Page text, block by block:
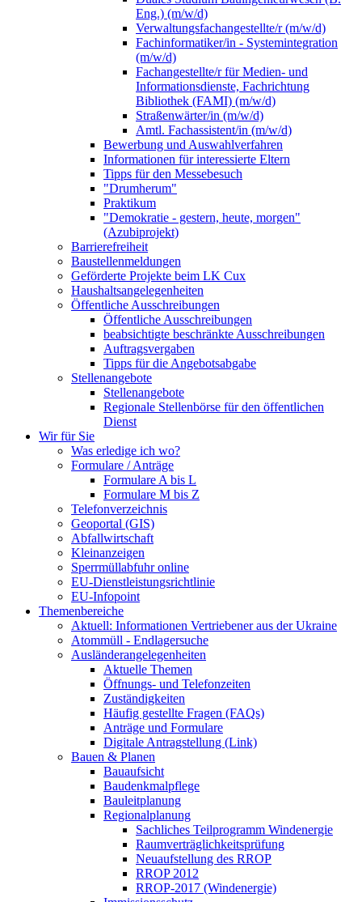
Eng.) (m/w/d)
Verwaltungsfachangestellte/r (m/w/d)
Fachinformatiker/in - Systemintegration
(m/w/d)
Fachangestellte/r für Medien- und
Informationsdienste, Fachrichtung
Bibliothek (FAMI) (m/w/d)
Straßenwärter/in (m/w/d)
Amtl. Fachassistent/in (m/w/d)
Bewerbung und Auswahlverfahren
Informationen für interessierte Eltern
Tipps für den Messebesuch
"Drumherum"
Praktikum
"Demokratie - gestern, heute, morgen"
(Azubiprojekt)
Barrierefreiheit
Baustellenmeldungen
Geförderte Projekte beim LK Cux
Haushaltsangelegenheiten
Öffentliche Ausschreibungen
Öffentliche Ausschreibungen
beabsichtigte beschränkte Ausschreibungen
Auftragsvergaben
Tipps für die Angebotsabgabe
Stellenangebote
Stellenangebote
Regionale Stellenbörse für den öffentlichen
Dienst
Wir für Sie
Was erledige ich wo?
Formulare / Anträge
Formulare A bis L
Formulare M bis Z
Telefonverzeichnis
Geoportal (GIS)
Abfallwirtschaft
Kleinanzeigen
Sperrmüllabfuhr online
EU-Dienstleistungsrichtlinie
EU-Infopoint
Themenbereiche
Aktuell: Informationen Vertriebener aus der Ukraine
Atommüll - Endlagersuche
Ausländerangelegenheiten
Aktuelle Themen
Öffnungs- und Telefonzeiten
Zuständigkeiten
Häufig gestellte Fragen (FAQs)
Anträge und Formulare
Digitale Antragstellung (Link)
Bauen & Planen
Bauaufsicht
Baudenkmalpflege
Bauleitplanung
Regionalplanung
Sachliches Teilprogramm Windenergie
Raumverträglichkeitsprüfung
Neuaufstellung des RROP
RROP 2012
RROP-2017 (Windenergie)